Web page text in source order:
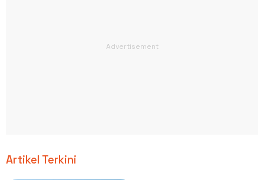
Artikel Terkini